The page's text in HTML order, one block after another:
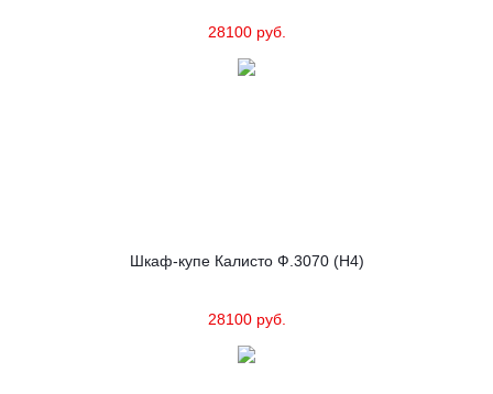
28100 руб.
Шкаф-купе Калисто Ф.3070 (Н4)
28100 руб.